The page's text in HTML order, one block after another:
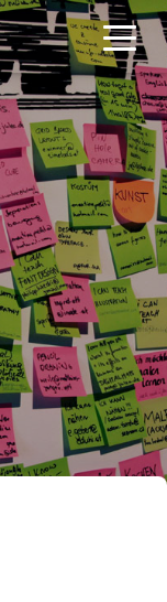
分类
友链
关灯